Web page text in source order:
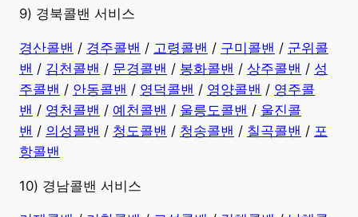
9) 경북콜밴 서비스
경산콜밴 / 경주콜밴 / 고령콜밴 / 구미콜밴 / 군위콜
밴 / 김천콜밴 / 문경콜밴 / 봉화콜밴 / 상주콜밴 / 성
주콜밴 / 안동콜밴 / 영덕콜밴 / 영양콜밴 / 영주콜
밴 / 영천콜밴 / 예천콜밴 / 울릉도콜밴 / 울진콜
밴 / 의성콜밴 / 청도콜밴 / 청송콜밴 / 칠곡콜밴 / 포
항콜밴
10) 경남콜밴 서비스